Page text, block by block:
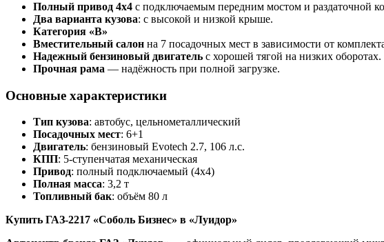
Полный привод 4х4 с подключаемым передним мостом и раздаточной
Два варианта кузова: с высокой и низкой крыше.
Категория «B»
Вместительный салон на 7 посадочных мест в зависимости от
Надежный бензиновый двигатель с хорошей тягой на низких оборотах.
Прочная рама — надёжность при полной загрузке.
Основные характеристики
Тип кузова: автобус, цельнометаллический
Посадочных мест: 6+1
Двигатель: бензиновый Evotech 2.7, 106 л.с.
КПП: 5-ступенчатая механическая
Привод: полный подключаемый (4х4)
Полная масса: 3,2 т
Топливный бак: объём 80 л
Купить ГАЗ-2217 «Соболь Бизнес» в «Луидор»